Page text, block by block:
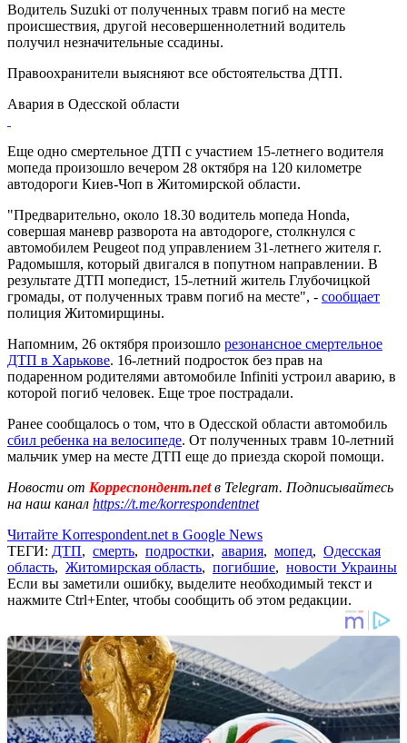
Водитель Suzuki от полученных травм погиб на месте
происшествия, другой несовершеннолетний водитель
получил незначительные ссадины.
Правоохранители выясняют все обстоятельства ДТП.
Авария в Одесской области
Еще одно смертельное ДТП с участием 15-летнего водителя
мопеда произошло вечером 28 октября на 120 километре
автодороги Киев-Чоп в Житомирской области.
"Предварительно, около 18.30 водитель мопеда Honda,
совершая маневр разворота на автодороге, столкнулся с
автомобилем Peugeot под управлением 31-летнего жителя г.
Радомышля, который двигался в попутном направлении. В
результате ДТП мопедист, 15-летний житель Глубочицкой
громады, от полученных травм погиб на месте", - сообщает
полиция Житомирщины.
Напомним, 26 октября произошло резонансное смертельное
ДТП в Харькове. 16-летний подросток без прав на
подаренном родителями автомобиле Infiniti устроил аварию, в
которой погиб человек. Еще трое пострадали.
Ранее сообщалось о том, что в Одесской области автомобиль
сбил ребенка на велосипеде. От полученных травм 10-летний
мальчик умер на месте ДТП еще до приезда скорой помощи.
Новости от Корреспондент.netв Telegram. Подписывайтесь
на наш канал https://t.me/korrespondentnet
Читайте Korrespondent.net в Google News
ТЕГИ: ДТП, смерть, подростки, авария, мопед, Одесская
область, Житомирская область, погибшие, новости Украины
Если вы заметили ошибку, выделите необходимый текст и
нажмите Ctrl+Enter, чтобы сообщить об этом редакции.